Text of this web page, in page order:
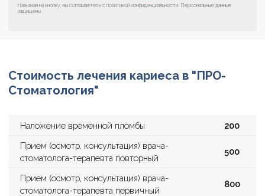
Нажимая на кнопку, вы соглашаетесь с политикой конфиденциальности. Персональные данные
защищены
Стоимость лечения кариеса в "ПРО-
Стоматология"
Наложение временной пломбы
200
Прием (осмотр, консультация) врача-
стоматолога-терапевта повторный
500
Прием (осмотр, консультация) врача-
стоматолога-терапевта первичный
800